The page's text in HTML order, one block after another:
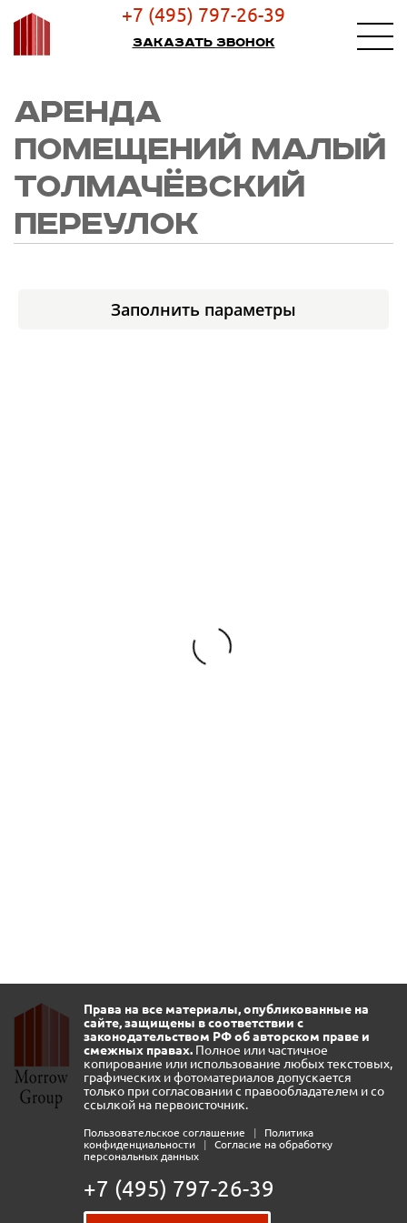
+7 (495) 797-26-39
Заказать звонок
АРЕНДА
ПОМЕЩЕНИЙ МАЛЫЙ
ТОЛМАЧЁВСКИЙ
ПЕРЕУЛОК
Заполнить параметры
Права на все материалы, опубликованные на
сайте, защищены в соответствии с
законодательством РФ об авторском праве и
смежных правах. Полное или частичное
копирование или использование любых текстовых,
графических и фотоматериалов допускается
только при согласовании с правообладателем и со
ссылкой на первоисточник.
Пользовательское соглашение |
Политика
конфиденциальности
|
Согласие на обработку
персональных данных
+7 (495) 797-26-39